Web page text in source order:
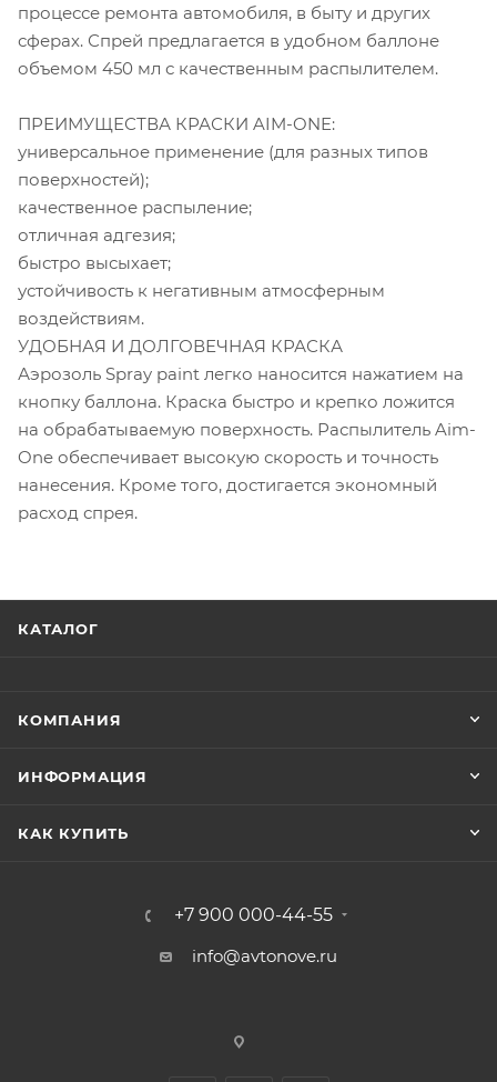
процессе ремонта автомобиля, в быту и других
сферах. Спрей предлагается в удобном баллоне
объемом 450 мл с качественным распылителем.
ПРЕИМУЩЕСТВА КРАСКИ AIM-ONE:
универсальное применение (для разных типов
поверхностей);
качественное распыление;
отличная адгезия;
быстро высыхает;
устойчивость к негативным атмосферным
воздействиям.
УДОБНАЯ И ДОЛГОВЕЧНАЯ КРАСКА
Аэрозоль Spray paint легко наносится нажатием на
кнопку баллона. Краска быстро и крепко ложится
на обрабатываемую поверхность. Распылитель Aim-
One обеспечивает высокую скорость и точность
нанесения. Кроме того, достигается экономный
расход спрея.
КАТАЛОГ
КОМПАНИЯ
ИНФОРМАЦИЯ
КАК КУПИТЬ
+7 900 000-44-55
info@avtonove.ru